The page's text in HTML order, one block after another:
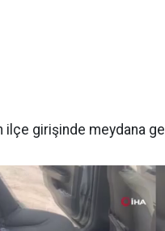
ilçe girişinde meydana